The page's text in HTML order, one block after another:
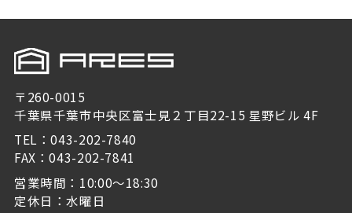
〒260-0015
千葉県千葉市中央区富士見２丁目22-15 星野ビル 4F
TEL：043-202-7840
FAX：043-202-7841
営業時間：10:00～18:30
定休日：水曜日